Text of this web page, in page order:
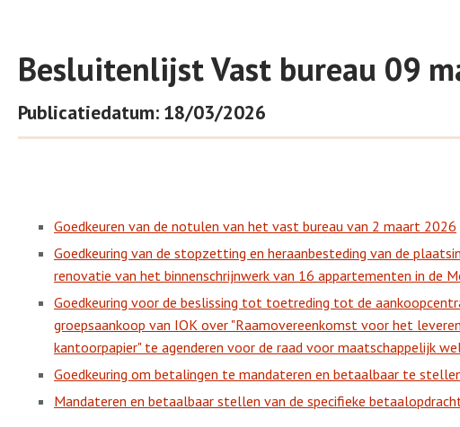
Besluitenlijst Vast bureau 09
Publicatiedatum: 18/03/2026
Goedkeuren van de notulen van het vast bureau van 2 maart 2026
Goedkeuring van de stopzetting en heraanbesteding van de
renovatie van het binnenschrijnwerk van 16 appartementen in de
Goedkeuring voor de beslissing tot toetreding tot de
groepsaankoop van IOK over "Raamovereenkomst voor het
kantoorpapier" te agenderen voor de raad voor maatschappelijk
Goedkeuring om betalingen te mandateren en betaalbaar te
Mandateren en betaalbaar stellen van de specifieke